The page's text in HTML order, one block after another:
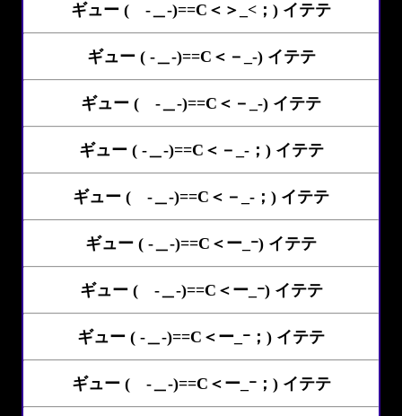
ギュー ( -＿-)==C＜＞_<；) イテテ
ギュー ( -＿-)==C＜－_-) イテテ
ギュー ( -＿-)==C＜－_-) イテテ
ギュー ( -＿-)==C＜－_-；) イテテ
ギュー ( -＿-)==C＜－_-；) イテテ
ギュー ( -＿-)==C＜ー_ｰ) イテテ
ギュー ( -＿-)==C＜ー_ｰ) イテテ
ギュー ( -＿-)==C＜ー_ｰ；) イテテ
ギュー ( -＿-)==C＜ー_ｰ；) イテテ